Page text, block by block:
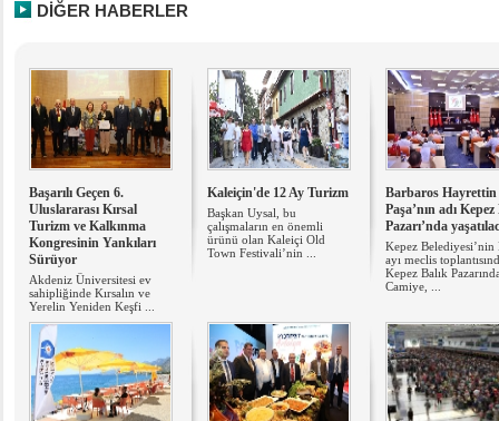
DİĞER HABERLER
Başarılı Geçen 6.
Uluslararası Kırsal
Turizm ve Kalkınma
Kongresinin Yankıları
Sürüyor
Akdeniz Üniversitesi ev
sahipliğinde Kırsalın ve
Yerelin Yeniden Keşfi ...
Kaleiçin'de 12 Ay Turizm
Başkan Uysal, bu
çalışmaların en önemli
ürünü olan Kaleiçi Old
Town Festivali’nin ...
Barbaros Hayrettin
Paşa’nın adı Kepez
Pazarı’nda
Kepez Belediyesi’nin
ayı meclis
Kepez Balık
Camiye, ...